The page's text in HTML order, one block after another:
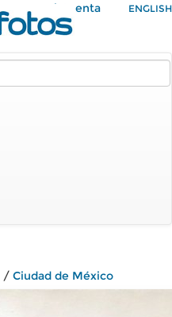
Mi Cuenta ENGLISH
/ Ciudad de México